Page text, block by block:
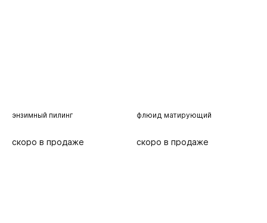
флюид матирующий
скоро в продаже
крем-корректор
скоро в продаже